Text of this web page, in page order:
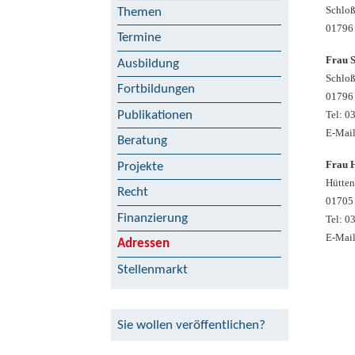
Themen
Termine
Ausbildung
Fortbildungen
Publikationen
Beratung
Projekte
Recht
Finanzierung
Adressen
Stellenmarkt
Sie wollen veröffentlichen?
01796
Frau
01796
Tel:
E-
Frau
Tel:
E-